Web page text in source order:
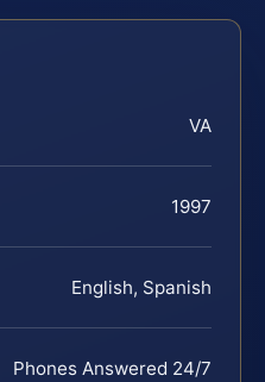
VA
1997
English, Spanish
Phones Answered 24/7